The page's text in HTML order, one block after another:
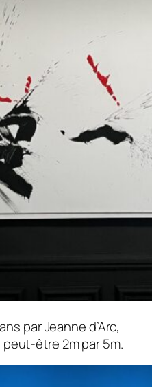
par Jeanne d’Arc,
être 2m par 5m.